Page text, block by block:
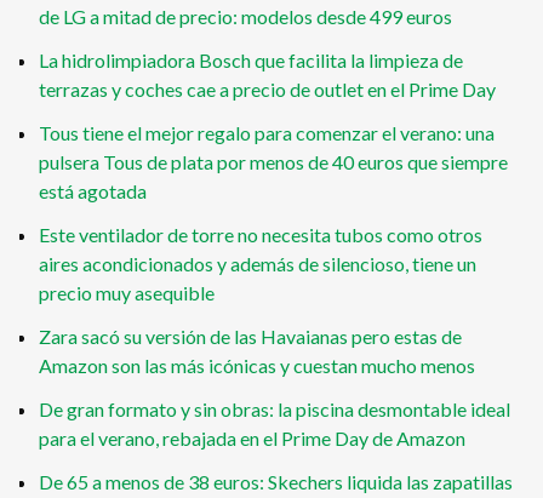
de LG a mitad de precio: modelos desde 499 euros
La hidrolimpiadora Bosch que facilita la limpieza de
terrazas y coches cae a precio de outlet en el Prime Day
Tous tiene el mejor regalo para comenzar el verano: una
pulsera Tous de plata por menos de 40 euros que siempre
está agotada
Este ventilador de torre no necesita tubos como otros
aires acondicionados y además de silencioso, tiene un
precio muy asequible
Zara sacó su versión de las Havaianas pero estas de
Amazon son las más icónicas y cuestan mucho menos
De gran formato y sin obras: la piscina desmontable ideal
para el verano, rebajada en el Prime Day de Amazon
De 65 a menos de 38 euros: Skechers liquida las zapatillas